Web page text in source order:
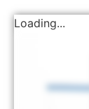
Loading...